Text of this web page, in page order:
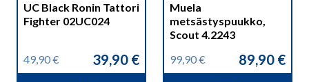
UC Black Ronin Tattori
Fighter 02UC024
49,90€
Alkuperäinen39,90 €
Nykyinen
Muela
metsästyspuukko,
Scout 4.2243
99,90€
Alkuperäinen89,90 €
Nykyinen